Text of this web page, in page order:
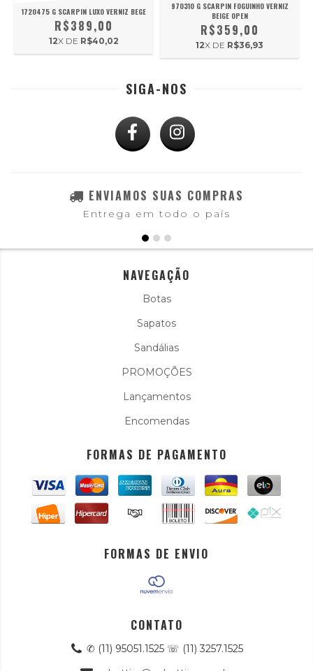
1720475 G SCARPIN LUXO VERNIZ BEGE
R$389,00
12X DE R$40,02
970310 G SCARPIN FOGUINHO VERNIZ
BEIGE OPEN
R$359,00
12X DE R$36,93
SIGA-NOS
ENVIAMOS SUAS COMPRAS
Entrega em todo o país
NAVEGAÇÃO
Botas
Sapatos
Sandálias
PROMOÇÕES
Lançamentos
Encomendas
FORMAS DE PAGAMENTO
FORMAS DE ENVIO
CONTATO
✆ (11) 95051.1525 ☏ (11) 3257.1525